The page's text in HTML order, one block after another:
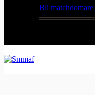
Bli matchdomare